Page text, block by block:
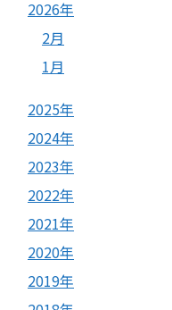
2026年
2月
1月
2025年
2024年
2023年
2022年
2021年
2020年
2019年